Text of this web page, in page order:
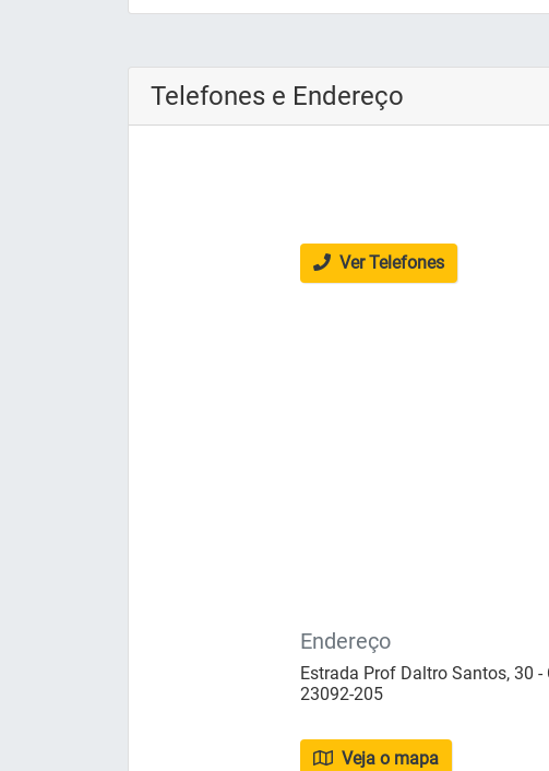
Telefones e Endereço
Ver Telefones
Endereço
Estrada Prof Daltro Santos, 30
23092-205
Veja o mapa